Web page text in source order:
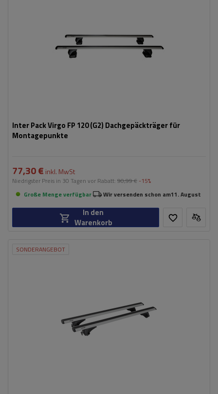
Inter Pack Virgo FP 120 (G2) Dachgepäckträger für
Montagepunkte
77,30 € inkl. MwSt
Niedrigster Preis in 30 Tagen vor Rabatt: 90,99 € -15%
Große Menge verfügbar
Wir versenden schon am11. August
In den
Warenkorb
SONDERANGEBOT